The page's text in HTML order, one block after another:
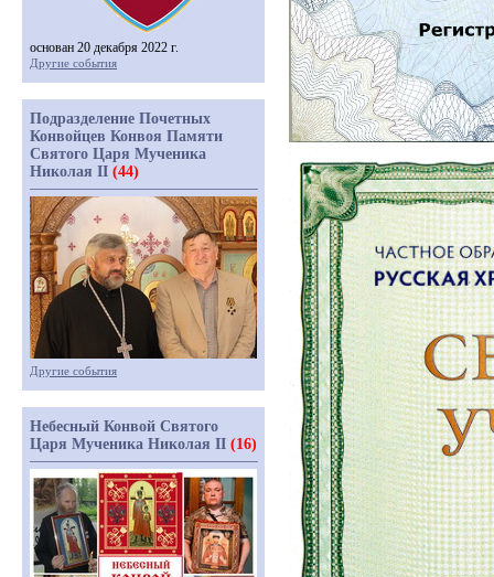
основан 20 декабря 2022 г.
Другие события
Подразделение Почетных
Конвойцев Конвоя Памяти
Святого Царя Мученика
Николая II (44)
Другие события
Небесный Конвой Святого
Царя Мученика Николая II (16)